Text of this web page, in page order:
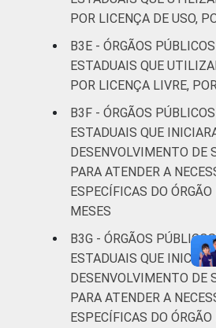
POR LICENÇA DE USO,
B3E - ÓRGÃOS
ESTADUAIS QUE
POR LICENÇA LIVRE,
B3F - ÓRGÃOS
ESTADUAIS QUE
DESENVOLVIMENTO DE
PARA ATENDER A
ESPECÍFICAS DO
MESES
B3G - ÓRGÃOS
ESTADUAIS QUE
DESENVOLVIMENTO DE
PARA ATENDER A
ESPECÍFICAS DO